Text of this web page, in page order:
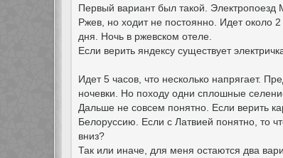
Первый вариант был такой.
Ржев, но ходит не постоянно. Идет около
дня. Ночь в ржевском отеле.
Если верить яндексу существует
Идет 5 часов, что несколько напрягает.
ночевки. Но походу одни сплошные
Дальше не совсем понятно. Если верить
Белоруссию. Если с Латвией понятно, то
вниз?
Так или иначе, для меня остаются два